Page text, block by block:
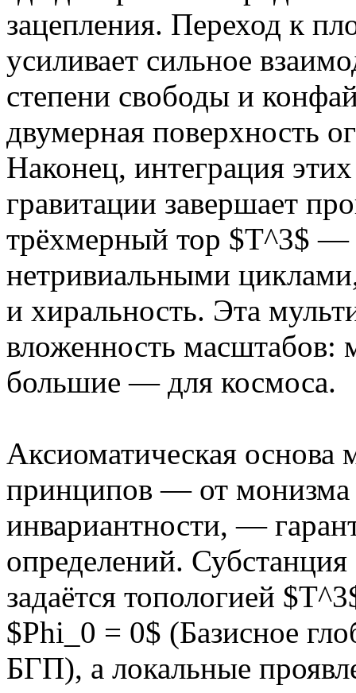
зацепления. Переход к
усиливает сильное
степени свободы и
двумерная поверхность
Наконец, интеграция
гравитации завершает
трёхмерный тор $T^3$ —
нетривиальными
и хиральность. Эта
вложенность
большие — для космоса.
Аксиоматическая
принципов — от монизма
инвариантности, —
определений.
задаётся топологией
$Phi_0 = 0$ (Базисное
БГП), а локальные